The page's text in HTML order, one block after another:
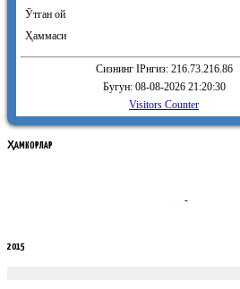
Ӯтган ой
Ҳаммаси
Сизнинг IPнгиз: 216.73.216.86
Бугун: 08-08-2026 21:20:30
Visitors Counter
ҲАМКОРЛАР
2015